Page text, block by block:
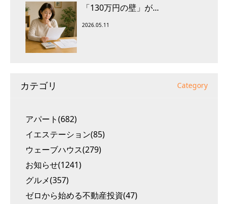
「130万円の壁」が...
2026.05.11
カテゴリ Category
アパート(682)
イエステーション(85)
ウェーブハウス(279)
お知らせ(1241)
グルメ(357)
ゼロから始める不動産投資(47)